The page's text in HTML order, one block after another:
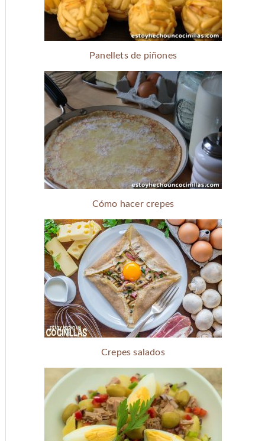
Panellets de piñones
Cómo hacer crepes
Crepes salados